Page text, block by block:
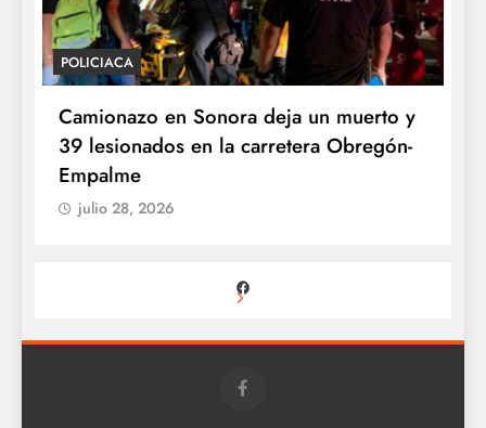
POLICIACA
Camionazo en Sonora deja un muerto y
39 lesionados en la carretera Obregón-
Empalme
julio 28, 2026